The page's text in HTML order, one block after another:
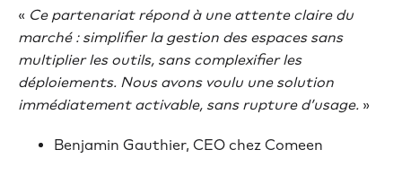
« Ce partenariat répond à une attente claire du
marché : simplifier la gestion des espaces sans
multiplier les outils, sans complexifier les
déploiements. Nous avons voulu une solution
immédiatement activable, sans rupture d’usage. »
Benjamin Gauthier, CEO chez Comeen